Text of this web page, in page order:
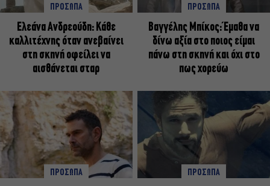
ΠΡΟΣΩΠΑ
Ελεάνα Ανδρεούδη: Κάθε
καλλιτέχνης όταν ανεβαίνει
στη σκηνή οφείλει να
αισθάνεται σταρ
ΠΡΟΣΩΠΑ
Βαγγέλης Μπίκος: Έμαθα να
δίνω αξία στο ποιος είμαι
πάνω στη σκηνή και όχι στο
πως χορεύω
ΠΡΟΣΩΠΑ ΠΡΟΣΩΠΑ